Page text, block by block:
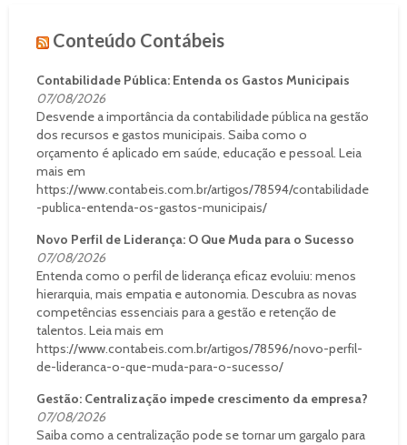
Conteúdo Contábeis
Contabilidade Pública: Entenda os Gastos Municipais
07/08/2026
Desvende a importância da contabilidade pública na gestão
dos recursos e gastos municipais. Saiba como o
orçamento é aplicado em saúde, educação e pessoal. Leia
mais em
https://www.contabeis.com.br/artigos/78594/contabilidade
-publica-entenda-os-gastos-municipais/
Novo Perfil de Liderança: O Que Muda para o Sucesso
07/08/2026
Entenda como o perfil de liderança eficaz evoluiu: menos
hierarquia, mais empatia e autonomia. Descubra as novas
competências essenciais para a gestão e retenção de
talentos. Leia mais em
https://www.contabeis.com.br/artigos/78596/novo-perfil-
de-lideranca-o-que-muda-para-o-sucesso/
Gestão: Centralização impede crescimento da empresa?
07/08/2026
Saiba como a centralização pode se tornar um gargalo para